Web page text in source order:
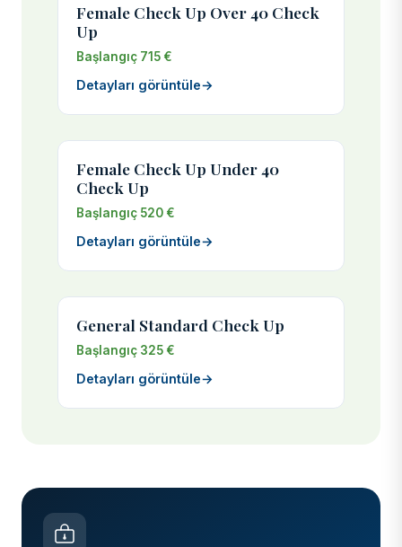
Female Check Up Over 40 Check
Up
Başlangıç 715 €
Detayları görüntüle→
Female Check Up Under 40
Check Up
Başlangıç 520 €
Detayları görüntüle→
General Standard Check Up
Başlangıç 325 €
Detayları görüntüle→